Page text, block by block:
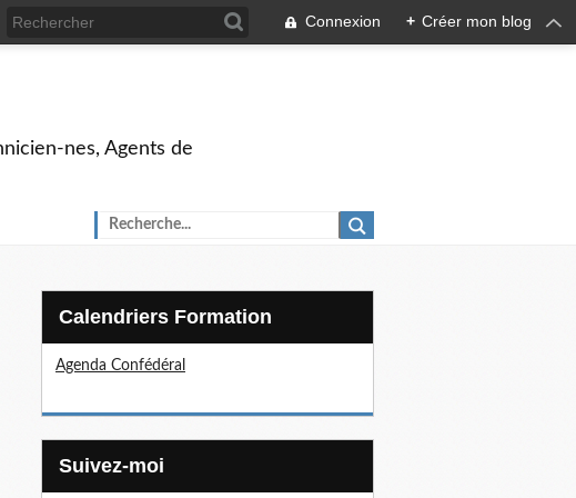
Connexion + Créer mon blog
nes, Agents de
Calendriers Formation
Agenda Confédéral
Suivez-moi